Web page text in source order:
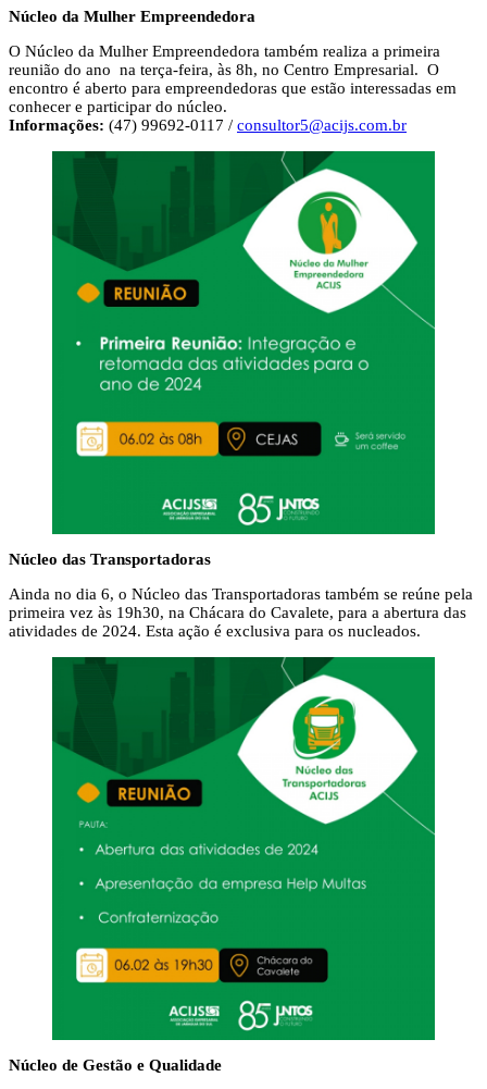
Núcleo da Mulher Empreendedora
O Núcleo da Mulher Empreendedora também realiza a primeira
reunião do ano na terça-feira, às 8h, no Centro Empresarial. O
encontro é aberto para empreendedoras que estão interessadas em
conhecer e participar do núcleo.
Informações: (47) 99692-0117 / consultor5@acijs.com.br
Núcleo das Transportadoras
Ainda no dia 6, o Núcleo das Transportadoras também se reúne pela
primeira vez às 19h30, na Chácara do Cavalete, para a abertura das
atividades de 2024. Esta ação é exclusiva para os nucleados.
Núcleo de Gestão e Qualidade